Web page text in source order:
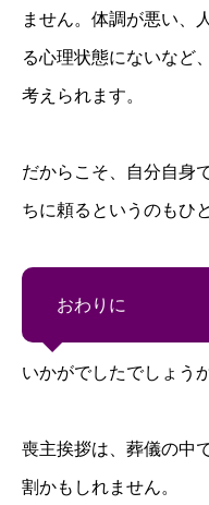
ません。体調が悪い、
る心理状態にないなど
考えられます。
だからこそ、自分自身
ちに頼るというのもひ
おわりに
いかがでしたでしょうか
喪主挨拶は、葬儀の中
割かもしれません。